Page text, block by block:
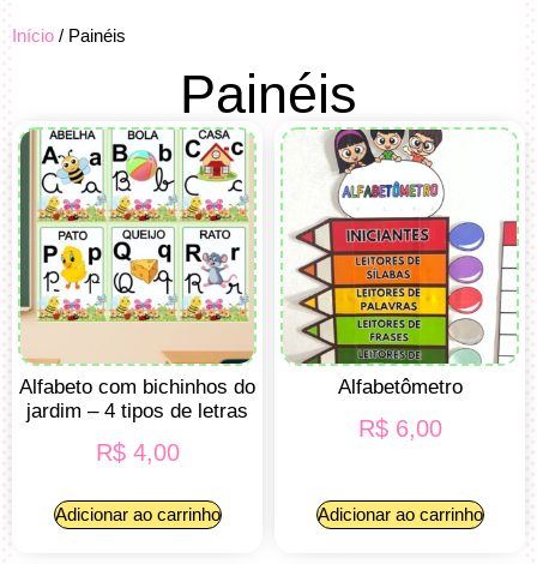
Início / Painéis
Painéis
Alfabeto com bichinhos do
jardim – 4 tipos de letras
R$4,00
Adicionar ao carrinho
Alfabetômetro
R$6,00
Adicionar ao carrinho